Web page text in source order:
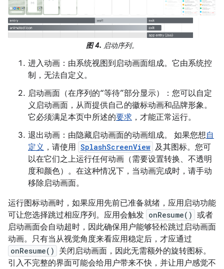
图 4. 启动序列。
进入动画：由系统视图到启动画面组成。它由系统控
制，无法自定义。
启动画面（在序列的“等待”部分显示）：您可以自定
义启动画面，从而提供自己的徽标动画和品牌形象。
它必须满足本页中所述的要求 ，才能正常运行。
退出动画：由隐藏启动画面的动画组成。 如果您想自
定义 ，请使用 SplashScreenView 及其图标。您可
以在它们之上运行任何动画（需要设置转换、不透明
度和颜色）。在这种情况下，当动画完成时，请手动
移除启动画面。
运行图标动画时，如果应用先前已准备就绪，应用启动功能
可让您选择跳过相应序列。应用会触发 onResume() 或者
启动画面会自动超时，因此确保用户能够轻松跳过启动画面
动画。只有当从视觉角度来看应用稳定后，才应通过
onResume()
关闭启动画面，因此无需额外的旋转图标。
引入不完整的界面可能会给用户带来不快，并让用户感觉不